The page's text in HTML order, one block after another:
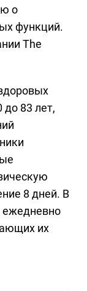
о
функций.
The
до 83 лет,
8 дней. В
ежедневно
их